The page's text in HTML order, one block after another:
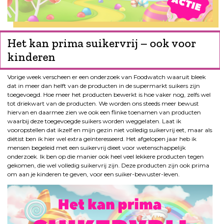
Het kan prima suikervrij – ook voor
kinderen
Vorige week verscheen er een onderzoek van Foodwatch waaruit bleek
dat in meer dan helft van de producten in de supermarkt suikers zijn
toegevoegd. Hoe meer het producten bewerkt is hoe vaker nog, zelfs wel
tot driekwart van de producten. We worden ons steeds meer bewust
hiervan en daarmee zien we ook een flinke toenamen van producten
waarbij deze toegevoegde suikers worden weggelaten. Laat ik
vooropstellen dat ikzelf en mijn gezin niet volledig suikervrij eet, maar als
diëtist ben ik hier wel extra geïnteresseerd. Het afgelopen jaar heb ik
mensen begeleid met een suikervrij dieet voor wetenschappelijk
onderzoek. Ik ben op die manier ook heel veel lekkere producten tegen
gekomen, die wel volledig suikervrij zijn. Deze producten zijn ook prima
om aan je kinderen te geven, voor een suiker-bewuster-leven.